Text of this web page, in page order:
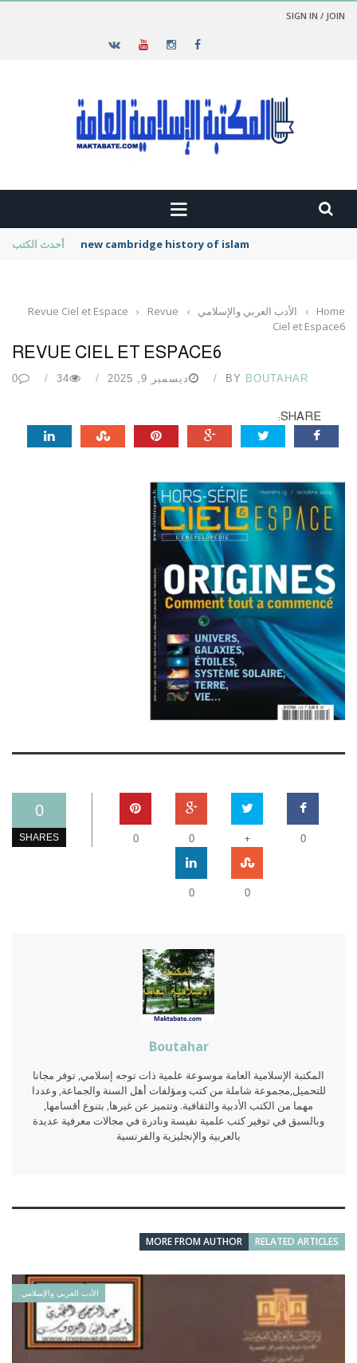
SIGN IN / JOIN
أحدث الكتب new cambridge history of islam
Home
› الأدب العربي والإسلامي ›
Revue Ciel et Espace ›
Revue
Ciel et Espace6
REVUE CIEL ET ESPACE6
BY BOUTAHAR ديسمبر 9, 2025 34
0
SHARE:
0
SHARES 0
+
0
0
0
0
Boutahar
المكتبة الإسلامية العامة موسوعة علمية ذات توجه إسلامي, توفر مجانا
للتحميل,مجموعة شاملة من كتب ومؤلفات أهل السنة والجماعة, وعددا
مهما من الكتب الأدبية والثقافية. وتتميز عن غيرها, بتنوع أقسامها,
وبالسبق في توفير كتب علمية نفيسة ونادرة في مجالات معرفية عديدة
بالعربية والإنجليزية والفرنسية
RELATED ARTICLES
MORE FROM AUTHOR
الأدب العربي والإسلامي